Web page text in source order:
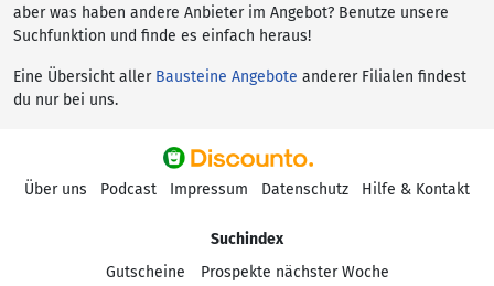
aber was haben andere Anbieter im Angebot? Benutze unsere
Suchfunktion und finde es einfach heraus!
Eine Übersicht aller Bausteine Angebote anderer Filialen findest
du nur bei uns.
Über uns Podcast Impressum Datenschutz Hilfe & Kontakt
Suchindex
Gutscheine
Prospekte nächster Woche